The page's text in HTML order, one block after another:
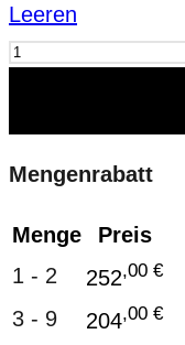
Leeren
Weber
Mengenrabatt
Menge
Preis
1 - 2
252,00 €
3 - 9 204,00 €